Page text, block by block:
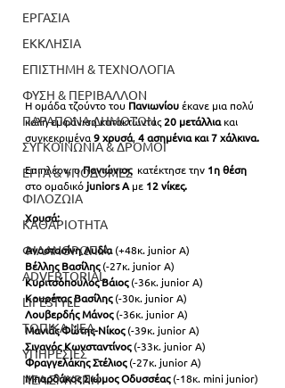
ΕΡΓΑΣΙΑ
ΕΚΚΛΗΣΙΑ
ΕΠΙΣΤΗΜΗ & ΤΕΧΝΟΛΟΓΙΑ
ΦΥΣΗ & ΠΕΡΙΒΑΛΛΟΝ
ΠΑΡΑΠΟΝΑ ΔΗΜΟΤΩΝ
ΣΥΓΚΟΙΝΩΝΙΑ & ΔΡΟΜΟΙ
ΕΡΓΑ & ΥΠΟΔΟΜΕΣ
ΦΙΛΟΖΩΙΑ
ΚΑΘΑΡΙΟΤΗΤΑ
ΦΙΛΑΝΘΡΩΠΙΑ
ADVERTORIAL
LIFESTYLE
ΤΟΠΙΚΑ ΝΕΑ
ΥΠΗΡΕΣΙΕΣ
ΝΕΑ ΣΜΥΡΝΗ
Η ομάδα τζούντο του Πανιωνίου έκανε μια πολύ
καλή εμφάνιση κατακτώντας 20 μετάλλια και
συγκεκριμένα 9 χρυσά, 4 ασημένια και 7 χάλκινα.
Επιπλέον, ο Πανιώνιος
  κατέκτησε την
1η θέση
στο ομαδικό juniors A με 12 νίκες.
Χρυσά:
Αναστασίνη Λυδία (+48κ. junior A)
Βέλλης Βασίλης (-27κ. junior A)
Κυριτσόπουλος Βάιος (-36κ. junior A)
Κουρέτας Βασίλης (-30κ. junior A)
Λουβερδής Μάνος (-36κ. junior A)
Μανιάς Φώτης-Νίκος (-39κ. junior A)
Σιγανός Κωνσταντίνος (-33κ. junior A)
Φραγγελάκης Στέλιος (-27κ. junior A)
Μπαρδάκος Σιώμος Οδυσσέας (-18κ. mini junior)